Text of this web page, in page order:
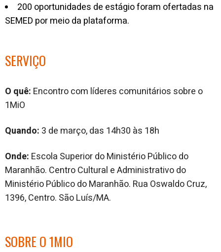
200 oportunidades de estágio foram ofertadas na
SEMED por meio da plataforma.
SERVIÇO
O quê: Encontro com líderes comunitários sobre o
1MiO
Quando: 3 de março, das 14h30 às 18h
Onde: Escola Superior do Ministério Público do
Maranhão. Centro Cultural e Administrativo do
Ministério Público do Maranhão. Rua Oswaldo Cruz,
1396, Centro. São Luís/MA.
SOBRE O 1MIO